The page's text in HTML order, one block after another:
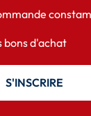
bons d'achat
S'INSCRIRE